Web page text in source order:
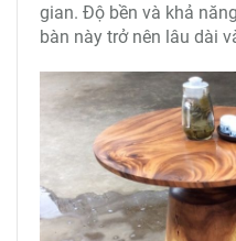
gian. Độ bền và khả
bàn này trở nên lâu dài